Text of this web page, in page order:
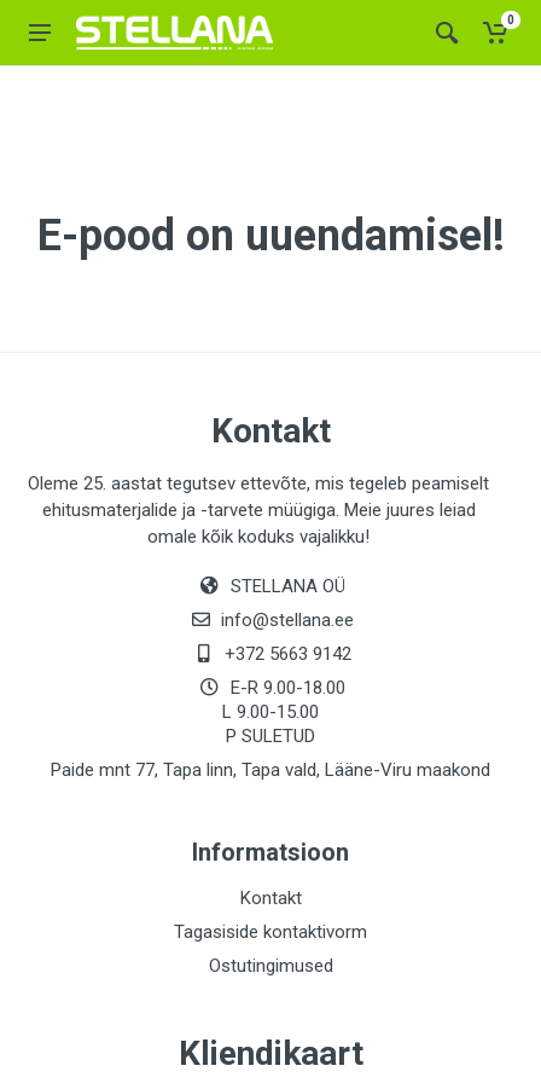
0
E-pood on uuendamisel!
Kontakt
Oleme 25. aastat tegutsev ettevõte, mis tegeleb peamiselt
ehitusmaterjalide ja -tarvete müügiga. Meie juures leiad
omale kõik koduks vajalikku!
STELLANA OÜ
info@stellana.ee
+372 5663 9142
E-R 9.00-18.00
L 9.00-15.00
P SULETUD
Paide mnt 77, Tapa linn, Tapa vald, Lääne-Viru maakond
Informatsioon
Kontakt
Tagasiside kontaktivorm
Ostutingimused
Kliendikaart